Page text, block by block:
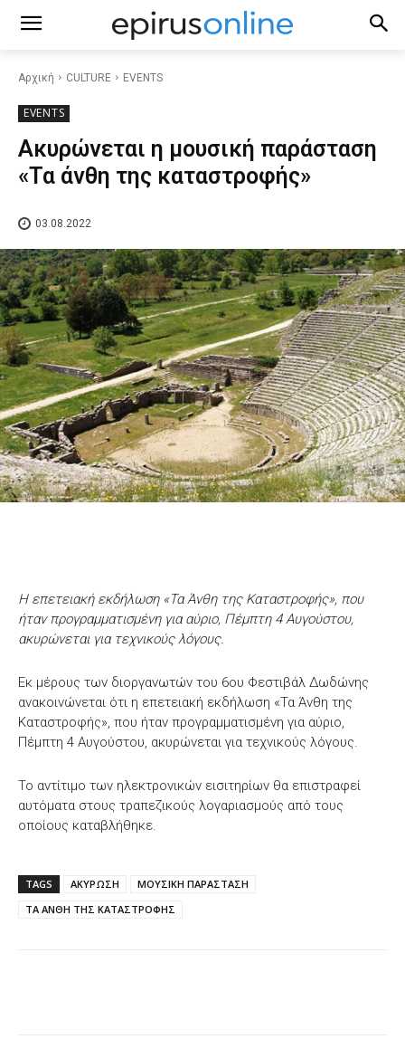
Αρχική CULTURE EVENTS
EVENTS
Ακυρώνεται η μουσική παράσταση
«Τα άνθη της καταστροφής»
03.08.2022
Η επετειακή εκδήλωση «Τα Άνθη της Καταστροφής», που
ήταν προγραμματισμένη για αύριο, Πέμπτη 4 Αυγούστου,
ακυρώνεται για τεχνικούς λόγους.
Εκ μέρους των διοργανωτών του 6ου Φεστιβάλ Δωδώνης
ανακοινώνεται ότι η επετειακή εκδήλωση «Τα Άνθη της
Καταστροφής», που ήταν προγραμματισμένη για αύριο,
Πέμπτη 4 Αυγούστου, ακυρώνεται για τεχνικούς λόγους.
Το αντίτιμο των ηλεκτρονικών εισιτηρίων θα επιστραφεί
αυτόματα στους τραπεζικούς λογαριασμούς από τους
οποίους καταβλήθηκε.
TAGS ΑΚΥΡΩΣΗ
ΜΟΥΣΙΚΗ ΠΑΡΑΣΤΑΣΗ
ΤΑ ΑΝΘΗ ΤΗΣ ΚΑΤΑΣΤΡΟΦΗΣ